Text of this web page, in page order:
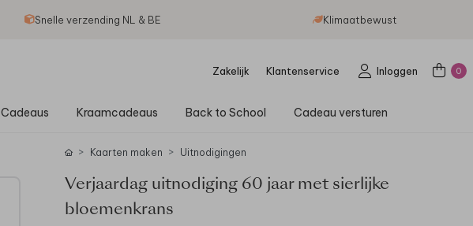
Snelle verzending NL & BE Klimaatbewust
Zakelijk Klantenservice Inloggen 0
Cadeaus Kraamcadeaus Back to School Cadeau versturen
Kaarten maken Uitnodigingen
Verjaardag uitnodiging 60 jaar met sierlijke
bloemenkrans